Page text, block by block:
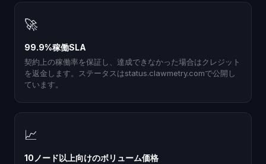
🚀
99.9%稼働SLA
契約上の稼働率を保証し、達成できなかった場合はクレジット
を返金します。ステータスはstatus.clawmetry.comで公開し
ています。
📈
10ノード以上向けのボリューム価格